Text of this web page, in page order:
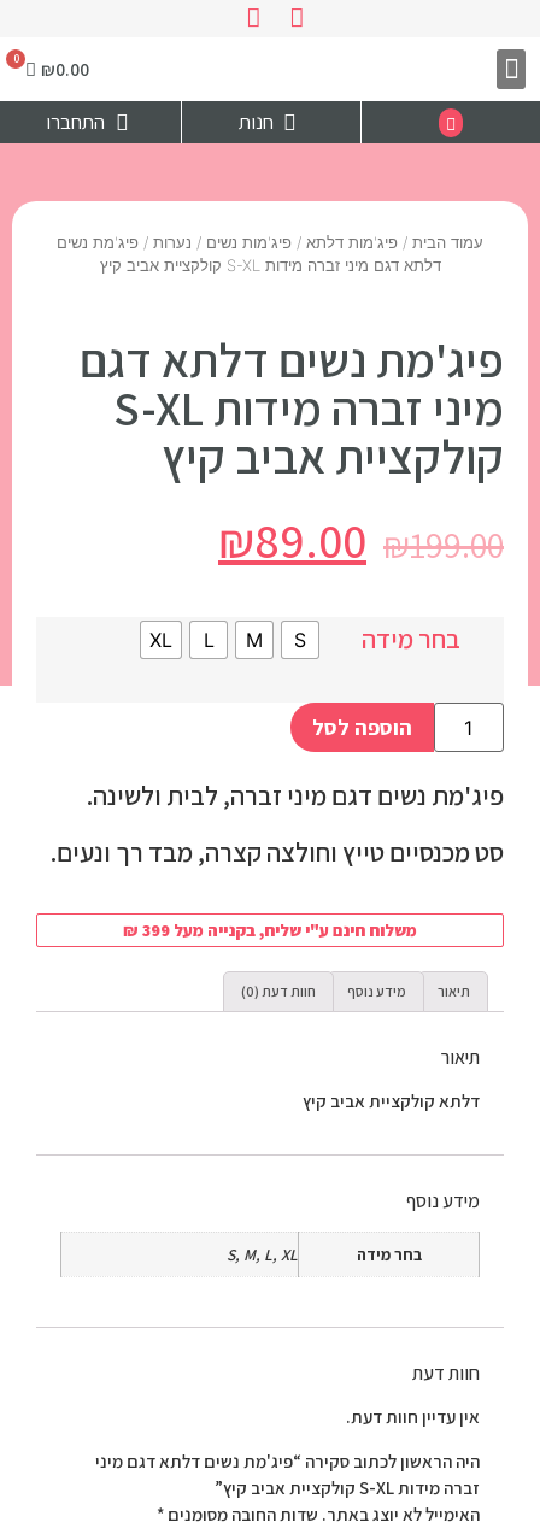
₪0.00
חנות התחברו
עמוד הבית / פיג'מות דלתא / פיג'מות נשים / נערות / פיג'מת נשים
דלתא דגם מיני זברה מידות S-XL קולקציית אביב קיץ
פיג'מת נשים דלתא דגם
מיני זברה מידות S-XL
קולקציית אביב קיץ
₪199.00
₪89.00
בחר מידה S
M
L
XL
הוספה לסל
פיג'מת נשים דגם מיני זברה, לבית ולשינה.
סט מכנסיים טייץ וחולצה קצרה, מבד רך ונעים.
משלוח חינם ע"י שליח, בקנייה מעל 399 ₪
תיאור מידע נוסף חוות דעת (0)
תיאור
דלתא קולקציית אביב קיץ
מידע נוסף
בחר מידה S, M, L, XL
חוות דעת
אין עדיין חוות דעת.
היה הראשון לכתוב סקירה “פיג'מת נשים דלתא דגם מיני
זברה מידות S-XL קולקציית אביב קיץ”
האימייל לא יוצג באתר. שדות החובה מסומנים *